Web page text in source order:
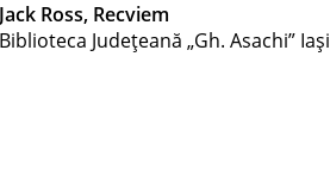
Jack Ross, Recviem
Biblioteca Judeţeană „Gh. Asachi” Iaşi